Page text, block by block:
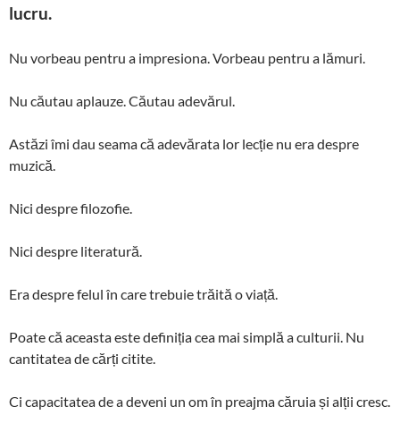
lucru.
Nu vorbeau pentru a impresiona. Vorbeau pentru a lămuri.
Nu căutau aplauze. Căutau adevărul.
Astăzi îmi dau seama că adevărata lor lecție nu era despre
muzică.
Nici despre filozofie.
Nici despre literatură.
Era despre felul în care trebuie trăită o viață.
Poate că aceasta este definiția cea mai simplă a culturii. Nu
cantitatea de cărți citite.
Ci capacitatea de a deveni un om în preajma căruia și alții cresc.